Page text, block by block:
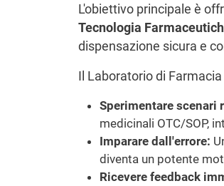
L'obiettivo principale è
Tecnologia
dispensazione sicura e
Il Laboratorio di
Sperimentare scenari
medicinali OTC/SOP,
Imparare dall'errore:
diventa un potente
Ricevere feedback